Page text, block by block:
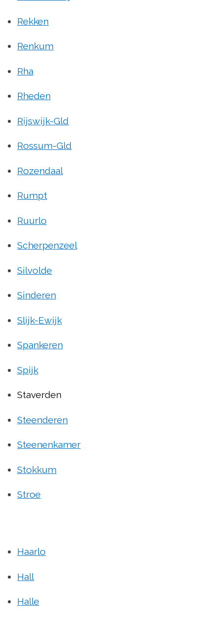
Rekken
Renkum
Rha
Rheden
Rijswijk-Gld
Rossum-Gld
Rozendaal
Rumpt
Ruurlo
Scherpenzeel
Silvolde
Sinderen
Slijk-Ewijk
Spankeren
Spijk
Staverden
Steenderen
Steenenkamer
Stokkum
Stroe
Haarlo
Hall
Halle